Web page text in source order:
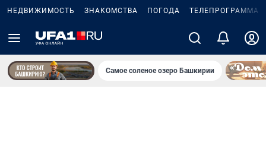
НЕДВИЖИМОСТЬ ЗНАКОМСТВА ПОГОДА ТЕЛЕПРОГРАММА
Самое соленое озеро Башкирии